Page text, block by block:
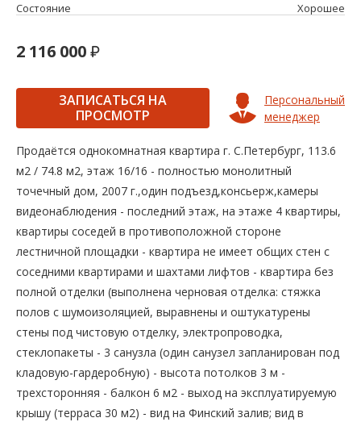
Состояние
Хорошее
2 116 000
ЗАПИСАТЬСЯ НА
ПРОСМОТР
Персональный
менеджер
Продаётся однокомнатная квартира г. С.Петербург, 113.6
м2 / 74.8 м2, этаж 16/16 - полностью монолитный
точечный дом, 2007 г.,один подъезд,консьерж,камеры
видеонаблюдения - последний этаж, на этаже 4 квартиры,
квартиры соседей в противоположной стороне
лестничной площадки - квартира не имеет общих стен с
соседними квартирами и шахтами лифтов - квартира без
полной отделки (выполнена черновая отделка: стяжка
полов с шумоизоляцией, выравнены и оштукатурены
стены под чистовую отделку, электропроводка,
стеклопакеты - 3 санузла (один санузел запланирован под
кладовую-гардеробную) - высота потолков 3 м -
трехсторонняя - балкон 6 м2 - выход на эксплуатируемую
крышу (терраса 30 м2) - вид на Финский залив; вид в